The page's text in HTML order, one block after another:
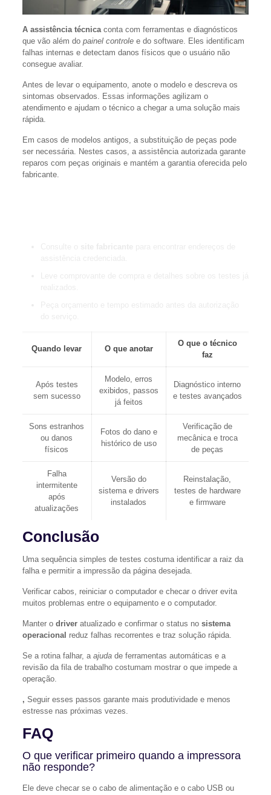
A assistência técnicaconta com ferramentas e diagnósticos
que vão além do painel controlee do software. Eles identificam
falhas internas e detectam danos físicos que o usuário não
consegue avaliar.
Antes de levar o equipamento, anote o modelo e descreva os
sintomas observados. Essas informações agilizam o
atendimento e ajudam o técnico a chegar a uma solução mais
rápida.
Em casos de modelos antigos, a substituição de peças pode
ser necessária. Nestes casos, a assistência autorizada garante
reparos com peças originais e mantém a garantia oferecida pelo
fabricante.
Quando levar O que anotar
O que o técnico
faz
Após testes
sem sucesso
Modelo, erros
exibidos, passos
já feitos
Diagnóstico interno
e testes avançados
Sons estranhos
ou danos
físicos
Fotos do dano e
histórico de uso
Verificação de
mecânica e troca
de peças
Falha
intermitente
após
atualizações
Versão do
sistema e drivers
instalados
Reinstalação,
testes de hardware
e firmware
Conclusão
Uma sequência simples de testes costuma identificar a raiz da
falha e permitir a impressão da página desejada.
Verificar cabos, reiniciar o computador e checar o driver evita
muitos problemas entre o equipamento e o computador.
Manter o driveratualizado e confirmar o status no sistema
operacional reduz falhas recorrentes e traz solução rápida.
Se a rotina falhar, a ajudade ferramentas automáticas e a
revisão da fila de trabalho costumam mostrar o que impede a
operação.
, Seguir esses passos garante mais produtividade e menos
estresse nas próximas vezes.
FAQ
O que verificar primeiro quando a impressora
não responde?
Ele deve checar se o cabo de alimentação e o cabo USB ou